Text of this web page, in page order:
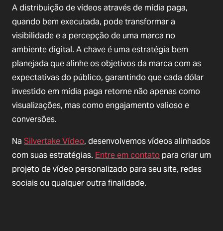
A distribuição de vídeos através de mídia paga,
quando bem executada, pode transformar a
visibilidade e a percepção de uma marca no
ambiente digital. A chave é uma estratégia bem
planejada que alinhe os objetivos da marca com as
expectativas do público, garantindo que cada dólar
investido em mídia paga retorne não apenas como
visualizações, mas como engajamento valioso e
conversões.
Na Silvertake Vídeo, desenvolvemos vídeos alinhados
com suas estratégias. Entre em contato para criar um
projeto de vídeo personalizado para seu site, redes
sociais ou qualquer outra finalidade.